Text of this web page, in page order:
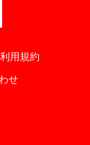
用規約
せ